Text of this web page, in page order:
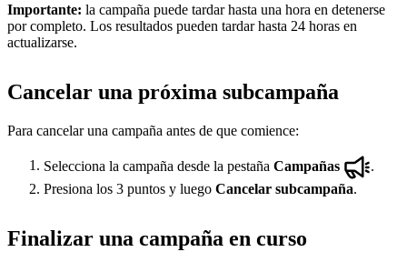
Importante: la campaña puede tardar hasta una hora en detenerse
por completo. Los resultados pueden tardar hasta 24 horas en
actualizarse.
Cancelar una próxima subcampaña
Para cancelar una campaña antes de que comience:
Selecciona la campaña desde la pestaña Campañas
Presiona los 3 puntos y luego Cancelar subcampaña.
Finalizar una campaña en curso